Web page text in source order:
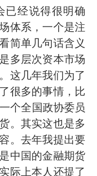
已经说得很明确
体系，一个是注
简单几句话含义
多层次资本市场
这几年我们为了
很多的事情，比
个全国政协委员
。其实这也是多
。去年我提出要
中国的金融期货
际上本人还提了